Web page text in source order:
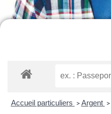
Accueil particuliers > Argent >